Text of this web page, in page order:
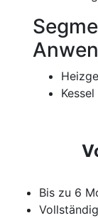
Kessel
Bis zu 6